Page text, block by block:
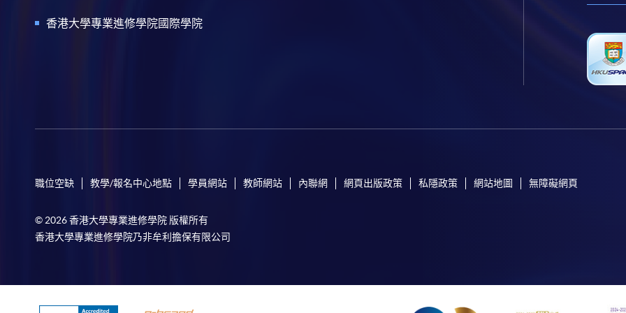
香港大學專業進修學院國際學院
職位空缺 教學/報名中心地點 學員網站 教師網站 內聯網 網頁出版政策 私隱政策 網站地圖 無障礙網頁
© 2026 香港大學專業進修學院 版權所有
香港大學專業進修學院乃非牟利擔保有限公司